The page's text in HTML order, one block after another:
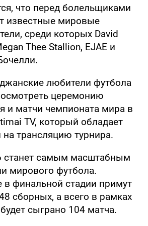
что перед болельщиками
известные мировые
среди которых David
Thee Stallion, EJAE и
любители футбола
церемонию
и матчи чемпионата мира в
TV, который обладает
трансляцию турнира.
станет самым масштабным
мирового футбола.
в финальной стадии примут
сборных, а всего в рамках
сыграно 104 матча.